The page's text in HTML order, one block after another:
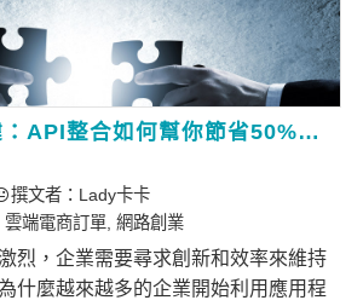
電商競爭力關鍵：API整合如何幫你節省50%人工處理時間？
撰文者： Lady卡卡
雲端電商訂單,網路創業
烈，企業需要尋求創新和效率來維持
什麼越來越多的企業開始利用應用程